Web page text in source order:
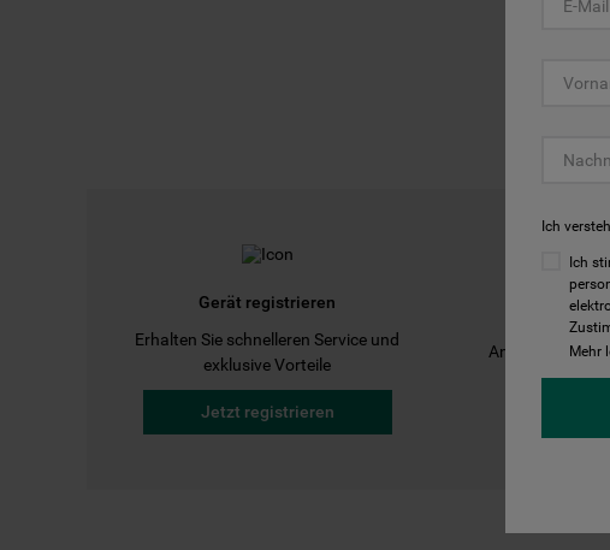
Gerät registrieren
Erhalten Sie schnelleren Service und
exklusive Vorteile
Jetzt registrieren
Anleitungen
Ich
Ich
Mehr